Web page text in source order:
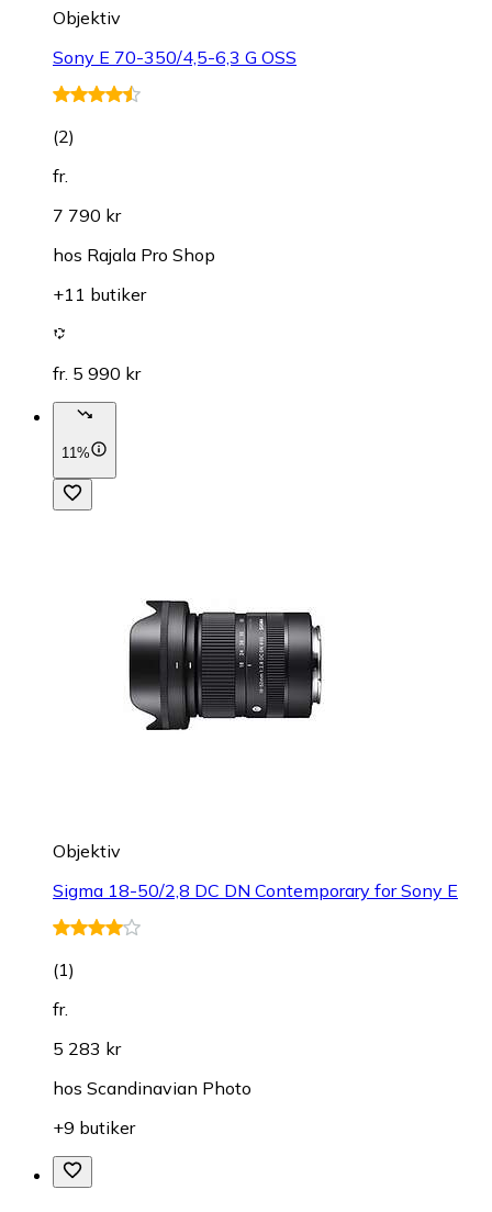
Objektiv
Sony E 70-350/4,5-6,3 G OSS
(2)
fr.
7 790 kr
hos Rajala Pro Shop
+11 butiker
fr. 5 990 kr
11%
Objektiv
Sigma 18-50/2,8 DC DN Contemporary for Sony E
(1)
fr.
5 283 kr
hos Scandinavian Photo
+9 butiker